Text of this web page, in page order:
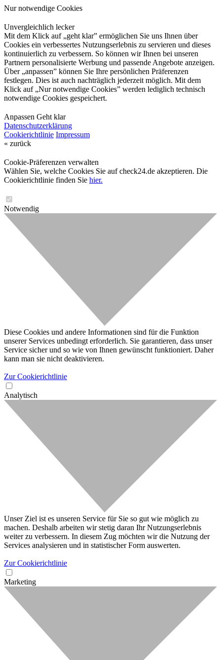
Nur notwendige Cookies
Unvergleichlich lecker
Mit dem Klick auf „geht klar” ermöglichen Sie uns Ihnen über
Cookies ein verbessertes Nutzungserlebnis zu servieren und dieses
kontinuierlich zu verbessern. So können wir Ihnen bei unseren
Partnern personalisierte Werbung und passende Angebote anzeigen.
Über „anpassen” können Sie Ihre persönlichen Präferenzen
festlegen. Dies ist auch nachträglich jederzeit möglich. Mit dem
Klick auf „Nur notwendige Cookies” werden lediglich technisch
notwendige Cookies gespeichert.
Anpassen Geht klar
Datenschutzerklärung
Cookierichtlinie Impressum
« zurück
Cookie-Präferenzen verwalten
Wählen Sie, welche Cookies Sie auf check24.de akzeptieren. Die
Cookierichtlinie finden Sie hier.
Notwendig
Diese Cookies und andere Informationen sind für die Funktion
unserer Services unbedingt erforderlich. Sie garantieren, dass unser
Service sicher und so wie von Ihnen gewünscht funktioniert. Daher
kann man sie nicht deaktivieren.
Zur Cookierichtlinie
Analytisch
Unser Ziel ist es unseren Service für Sie so gut wie möglich zu
machen. Deshalb arbeiten wir stetig daran Ihr Nutzungserlebnis
weiter zu verbessern. In diesem Zug möchten wir die Nutzung der
Services analysieren und in statistischer Form auswerten.
Zur Cookierichtlinie
Marketing